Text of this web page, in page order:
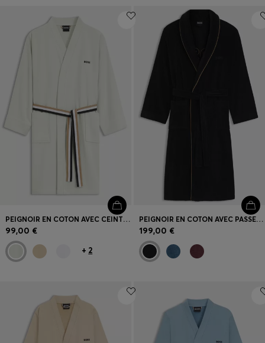
PEIGNOIR EN COTON AVEC CEINTURE À RAYURES EMBLÉMATIQUES
99,00 €
+ 2
PEIGNOIR EN COTON AVEC PASSEPOIL ET LOGO BRODÉ
199,00 €